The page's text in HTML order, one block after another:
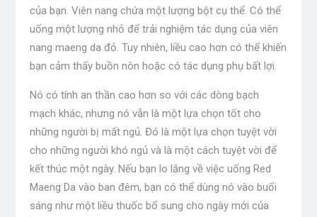
của bạn. Viên nang chứa một lượng bột cụ thể. Có thể
uống một lượng nhỏ để trải nghiệm tác dụng của viên
nang maeng da đỏ. Tuy nhiên, liều cao hơn có thể khiến
bạn cảm thấy buồn nôn hoặc có tác dụng phụ bất lợi.
Nó có tính an thần cao hơn so với các dòng bạch
mạch khác, nhưng nó vẫn là một lựa chọn tốt cho
những người bị mất ngủ. Đó là một lựa chọn tuyệt vời
cho những người khó ngủ và là một cách tuyệt vời để
kết thúc một ngày. Nếu bạn lo lắng về việc uống Red
Maeng Da vào ban đêm, bạn có thể dùng nó vào buổi
sáng như một liều thuốc bổ sung cho ngày mới của